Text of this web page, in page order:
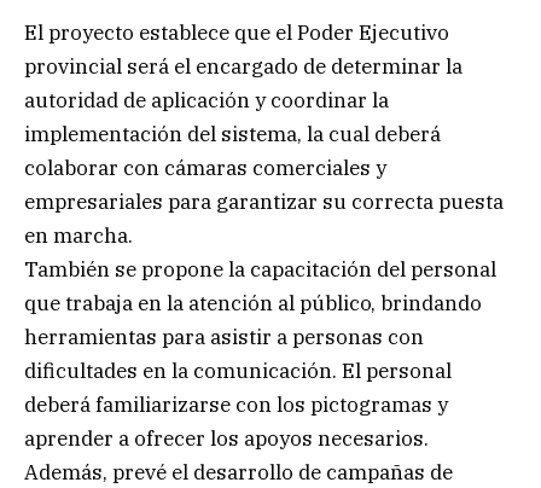
El proyecto establece que el Poder Ejecutivo
provincial será el encargado de determinar la
autoridad de aplicación y coordinar la
implementación del sistema, la cual deberá
colaborar con cámaras comerciales y
empresariales para garantizar su correcta puesta
en marcha.
También se propone la capacitación del personal
que trabaja en la atención al público, brindando
herramientas para asistir a personas con
dificultades en la comunicación. El personal
deberá familiarizarse con los pictogramas y
aprender a ofrecer los apoyos necesarios.
Además, prevé el desarrollo de campañas de